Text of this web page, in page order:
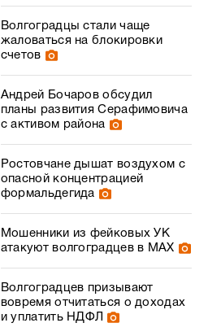
Волгоградцы стали чаще
жаловаться на блокировки
счетов
Андрей Бочаров обсудил
планы развития Серафимовича
с активом района
Ростовчане дышат воздухом с
опасной концентрацией
формальдегида
Мошенники из фейковых УК
атакуют волгоградцев в МАХ
Волгоградцев призывают
вовремя отчитаться о доходах
и уплатить НДФЛ